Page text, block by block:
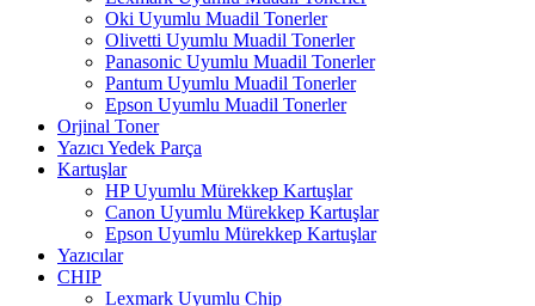
Oki Uyumlu Muadil Tonerler
Olivetti Uyumlu Muadil Tonerler
Panasonic Uyumlu Muadil Tonerler
Pantum Uyumlu Muadil Tonerler
Epson Uyumlu Muadil Tonerler
Orjinal Toner
Yazıcı Yedek Parça
Kartuşlar
HP Uyumlu Mürekkep Kartuşlar
Canon Uyumlu Mürekkep Kartuşlar
Epson Uyumlu Mürekkep Kartuşlar
Yazıcılar
CHIP
Lexmark Uyumlu Chip